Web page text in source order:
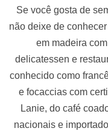
Se você gosta de
não deixe de
em madeira
delicatessen e
conhecido como
e focaccias com
Lanie, do café
nacionais e